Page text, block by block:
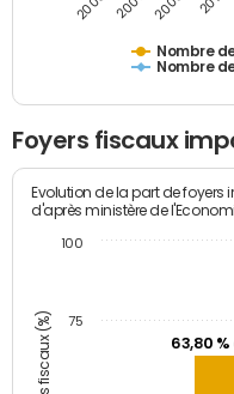
Nombre
Nombre
Foyers fiscaux
Evolution de la part de foyers
d'après ministère de
63,80
75
100